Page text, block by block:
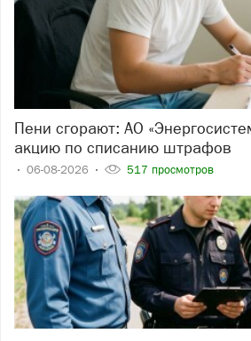
Пени сгорают: АО «Энергосистемы» запускает
акцию по списанию штрафов
06-08-2026 517 просмотров